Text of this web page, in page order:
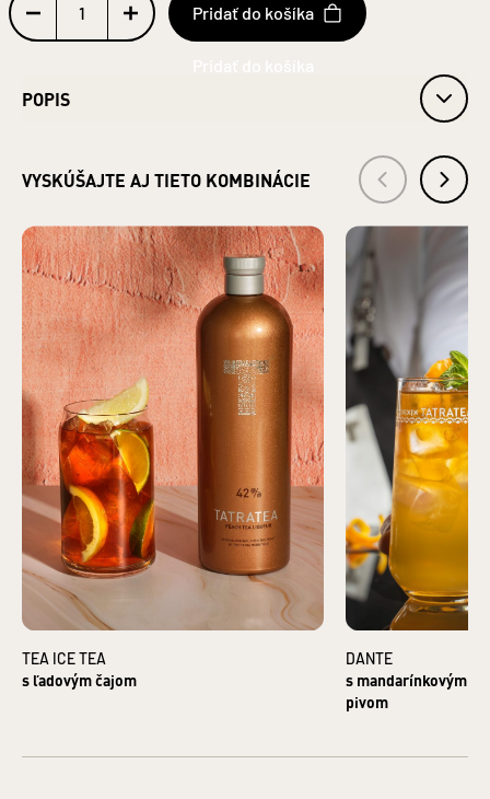
Pridať do košíka
POPIS
Krabička: papier
TATRATEA 42 % PEACH
obj. 42% alk.
Obsah alkoholu: 42 %
Objem: 0,7l
Jednotka (špecificky): litre
Zloženie :VODA, LIEH, BYLINNÉ A ČAJOVÉ EXTRAKTY,
OVOCNÉ ARÓMY A DESTILÁTY, CUKOR, FARBIVO KARAMEL
Krajina pôvodu: Slovensko
Druh alkoholu: likéry
Základná zložka produktu: LIEH
Krajina pôvodu základnej zložky: Česká republika
Bezpečnostné informácie:Zákaz predaja alkoholických
nápojov osobám mladším ako 18 rokov a osobám zjavne
ovplyvneným alkoholom.§3 ods. 2 zákona č. 219/1996 Z.z. o
ochrane pred zneužívaním alkoholických nápojov a o
zriaďovaní a prevádzke protialkoholických záchytných
služieb.
VÝROBCA: TATRA DISTILLERY s. r. o., Pradiareň 40, 060 01
DISTRIBÚTOR: KARLOFF s. r. o., Pradiareň 40, 060 01
Kežmarok IČO: 36247367
VYSKÚŠAJTE AJ TIETO KOMBINÁCIE
TEA ICE TEA
s ľadovým čajom
DANTE
s mandarínkovým
pivom